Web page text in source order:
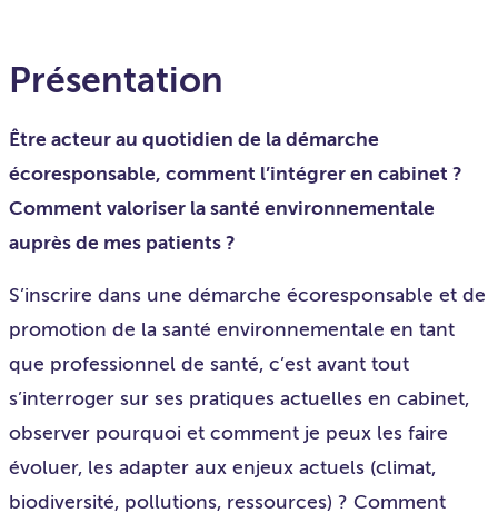
Présentation
Être acteur au quotidien de la démarche
écoresponsable, comment l’intégrer en cabinet ?
Comment valoriser la santé environnementale
auprès de mes patients ?
S’inscrire dans une démarche écoresponsable et de
promotion de la santé environnementale en tant
que professionnel de santé, c’est avant tout
s’interroger sur ses pratiques actuelles en cabinet,
observer pourquoi et comment je peux les faire
évoluer, les adapter aux enjeux actuels (climat,
biodiversité, pollutions, ressources) ? Comment